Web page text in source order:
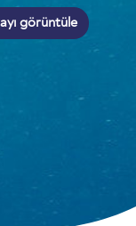
görüntüle